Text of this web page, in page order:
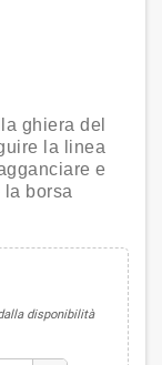
ghiera del
la linea
e
borsa
disponibilità